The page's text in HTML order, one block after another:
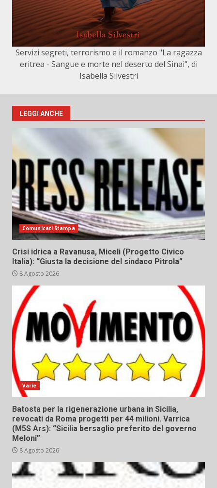
Servizi segreti, terrorismo e il romanzo "La ragazza
eritrea - Sangue e morte nel deserto del Sinai", di
Isabella Silvestri
LEGGI ANCHE
Comunicati Stampa
Crisi idrica a Ravanusa, Miceli (Progetto Civico
Italia): “Giusta la decisione del sindaco Pitrola”
8 Agosto 2026
Varie
Batosta per la rigenerazione urbana in Sicilia,
revocati da Roma progetti per 44 milioni. Varrica
(M5S Ars): “Sicilia bersaglio preferito del governo
Meloni”
8 Agosto 2026